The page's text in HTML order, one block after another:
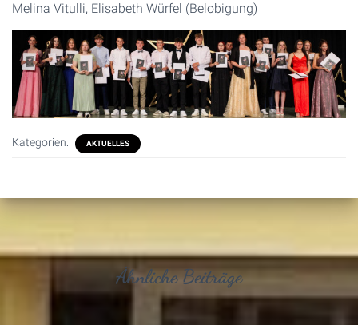
Melina Vitulli, Elisabeth Würfel (Belobigung)
Kategorien: AKTUELLES
Ähnliche Beiträge